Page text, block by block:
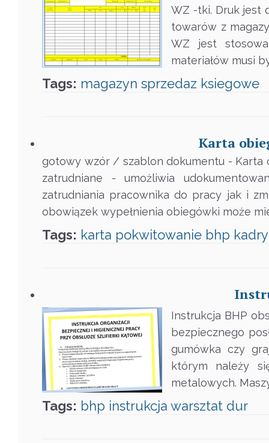
WZ -tki. Druk jest
towarów z
WZ jest
materiałów musi
Tags: magazyn sprzedaz ksiegowe
Karta
gotowy wzór / szablon dokumentu -
zatrudniane - umożliwia
zatrudniania pracownika do pracy jak i
obowiązek wypełnienia obiegówki może
Tags: karta pokwitowanie bhp kadry
Instrukcja BHP
bezpiecznego
gumówka czy
którym należy
metalowych.
Tags: bhp instrukcja warsztat dur